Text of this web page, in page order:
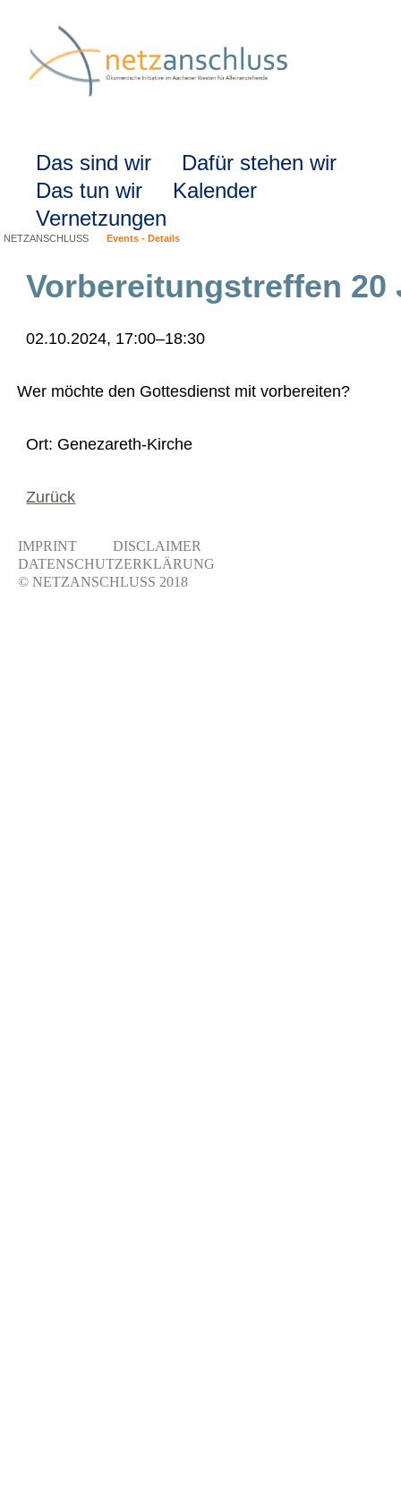
überspringen
Das sind wir
Dafür stehen wir
Das tun wir
Kalender
Vernetzungen
NETZANSCHLUSS Events - Details
Vorbereitungstreffen 20
02.10.2024, 17:00–18:30
Wer möchte den Gottesdienst mit vorbereiten?
Ort: Genezareth-Kirche
Zurück
IMPRINT
DISCLAIMER
DATENSCHUTZERKLÄRUNG
© NETZANSCHLUSS 2018